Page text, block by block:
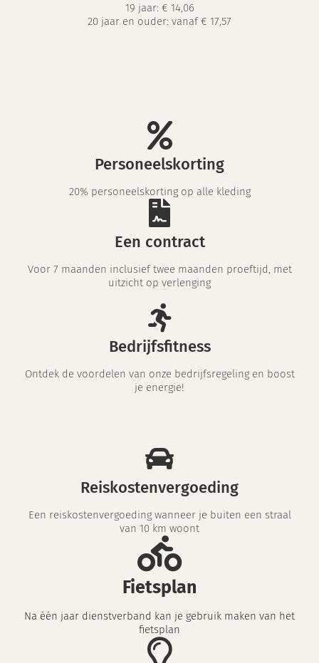
19 jaar: € 14,06
20 jaar en ouder: vanaf € 17,57
Personeelskorting
20% personeelskorting op alle kleding
Een contract
Voor 7 maanden inclusief twee maanden proeftijd, met
uitzicht op verlenging
Bedrijfsfitness
Ontdek de voordelen van onze bedrijfsregeling en boost
je energie!
Reiskostenvergoeding
Een reiskostenvergoeding wanneer je buiten een straal
van 10 km woont
Fietsplan
Na één jaar dienstverband kan je gebruik maken van het
fietsplan